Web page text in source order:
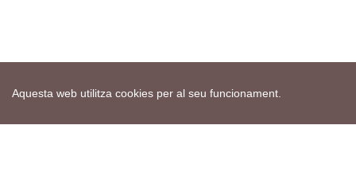
Aquesta web utilitza cookies per al seu funcionament.